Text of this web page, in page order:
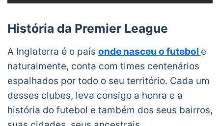
História da Premier League
A Inglaterra é o país onde nasceu o futebol e
naturalmente, conta com times centenários
espalhados por todo o seu território. Cada um
desses clubes, leva consigo a honra e a
história do futebol e também dos seus bairros,